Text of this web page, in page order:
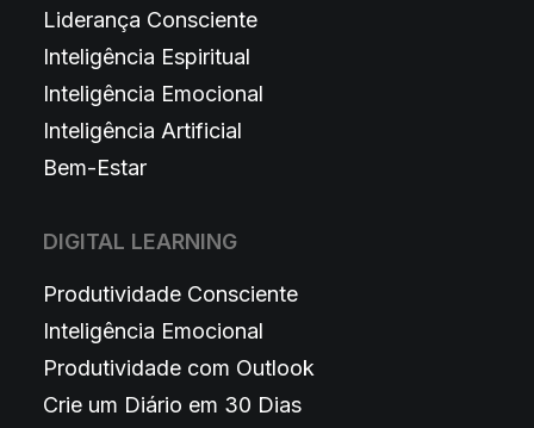
Liderança Consciente
Inteligência Espiritual
Inteligência Emocional
Inteligência Artificial
Bem-Estar
DIGITAL LEARNING
Produtividade Consciente
Inteligência Emocional
Produtividade com Outlook
Crie um Diário em 30 Dias